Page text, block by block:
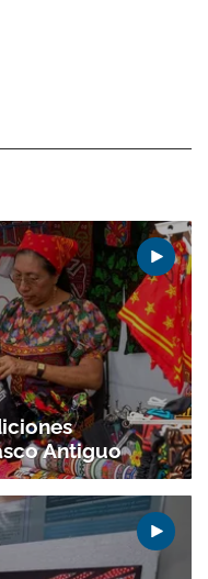
Antiguo